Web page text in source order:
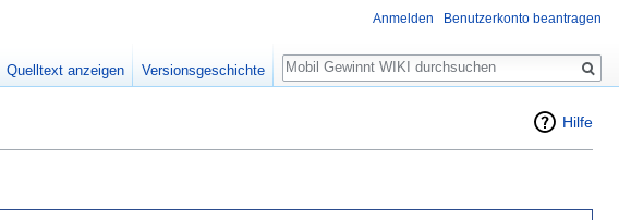
Hilfe
Anmelden Benutzerkonto beantragen
Quelltext anzeigen Versionsgeschichte
Suche